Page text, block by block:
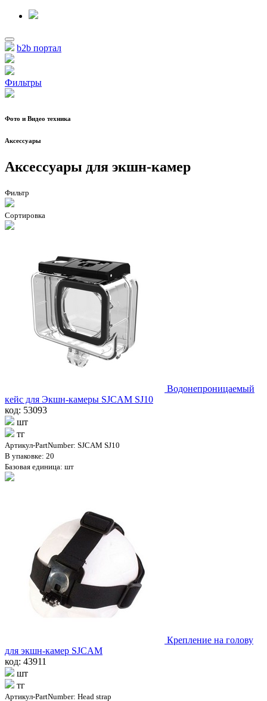
b2b портал
Фильтры
Фото и Видео техника
Аксессуары
Аксессуары для экшн-камер
Фильтр
Сортировка
Водонепроницаемый
кейс для Экшн-камеры SJCAM SJ10
код: 53093
шт
тг
Артикул-PartNumber: SJCAM SJ10
В упаковке: 20
Базовая единица: шт
Крепление на голову
для экшн-камер SJCAM
код: 43911
шт
тг
Артикул-PartNumber: Head strap